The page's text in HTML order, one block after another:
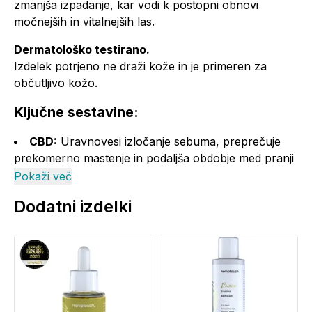
zmanjša izpadanje, kar vodi k postopni obnovi
močnejših in vitalnejših las.
Dermatološko testirano.
Izdelek potrjeno ne draži kože in je primeren za
občutljivo kožo.
Ključne sestavine:
CBD: Uravnovesi izločanje sebuma, preprečuje
prekomerno mastenje in podaljša obdobje med pranji
las.
ščiti pred hormonskim izpadanjem las.
ščitita pred prhljajem.
Bučno in konopljino olje:
Nega lasišča z
esencialnimi minerali in omega maščobnimi kislinami,
ki krepijo zaščitno bariero, obnavljajo lipidno
Pokaži več
Dodatni izdelki